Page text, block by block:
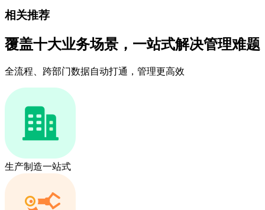
相关推荐
覆盖十大业务场景，一站式解决管理难题
全流程、跨部门数据自动打通，管理更高效
生产制造一站式